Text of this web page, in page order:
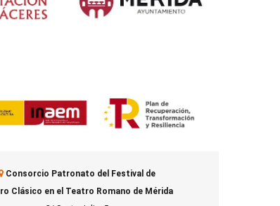
Consorcio Patronato del Festival de
Clásico en el Teatro Romano de Mérida